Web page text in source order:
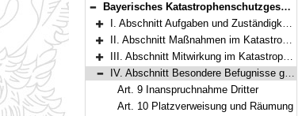
Bereich reduzieren
Bayerisches Katastrophenschutzgesetz (BayKSG) Vom 24. Juli 1996 (GVBl. S. 282) BayRS 215-4-1-I (Art. 1–22)
Bereich erweitern
I. Abschnitt Aufgaben und Zuständigkeiten (Art. 1–2)
Bereich erweitern
II. Abschnitt Maßnahmen im Katastrophenschutz (Art. 3–6)
Bereich erweitern
III. Abschnitt Mitwirkung im Katastrophenschutz (Art. 7–8)
Bereich reduzieren
IV. Abschnitt Besondere Befugnisse gegenüber Dritten (Art. 9–10)
Art. 9 Inanspruchnahme Dritter
Art. 10 Platzverweisung und Räumung